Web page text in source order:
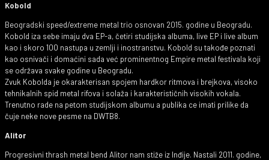
Kobold
Beogradski speed/extreme metal trio osnovan 2015. godine u Beogradu.
Kobold iza sebe imaju dva EP-a, četiri studijska albuma, live EP i live album
kao i skoro 100 nastupa u zemlji i inostranstvu. Kobold su takođe poznati
kao osnivači i domaćini sada već prominentnog Empire metal festivala koji
se održava svake godine u Beogradu.
Zvuk Kobolda je okarakterisan spojem hardkor ritmova i brejkova, visoko
tehnikalnih spid metal rifova i solaža i karakterističnih visokih vokala.
Trenutno rade na petom studijskom albumu a publika ce imati prilike da
čuje neke nove pesme na DWTB8.
Alitor
Progresivni thrash metal bend Alitor nam stiže iz Inđije. Nastali 2011. godine,